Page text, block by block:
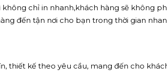
chỉ in nhanh,khách hàng sẽ không
đến tận nơi cho bạn trong thời gian
thiết kế theo yêu cầu, mang đến cho